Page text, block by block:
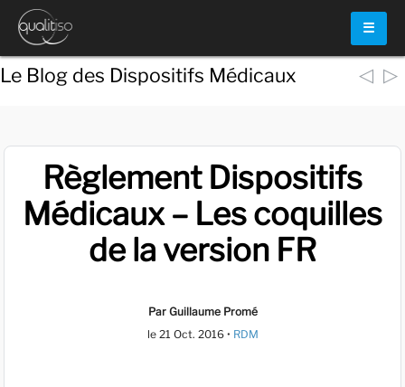
☰
Le Blog des Dispositifs Médicaux ◁ ▷
Règlement Dispositifs
Médicaux – Les coquilles
de la version FR
Par Guillaume Promé
le 21 Oct. 2016 • RDM